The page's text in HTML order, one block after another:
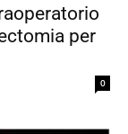
per
0